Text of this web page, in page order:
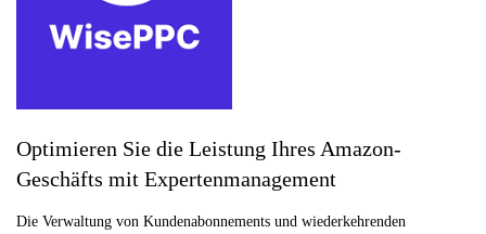
Optimieren Sie die Leistung Ihres Amazon-
Geschäfts mit Expertenmanagement
Die Verwaltung von Kundenabonnements und wiederkehrenden